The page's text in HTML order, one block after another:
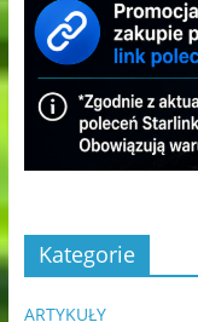
Kategorie
ARTYKUŁY